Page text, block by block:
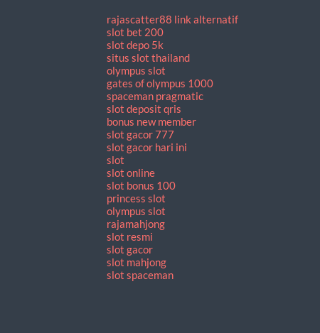
rajascatter88 link alternatif
slot bet 200
slot depo 5k
situs slot thailand
olympus slot
gates of olympus 1000
spaceman pragmatic
slot deposit qris
bonus new member
slot gacor 777
slot gacor hari ini
slot
slot online
slot bonus 100
princess slot
olympus slot
rajamahjong
slot resmi
slot gacor
slot mahjong
slot spaceman